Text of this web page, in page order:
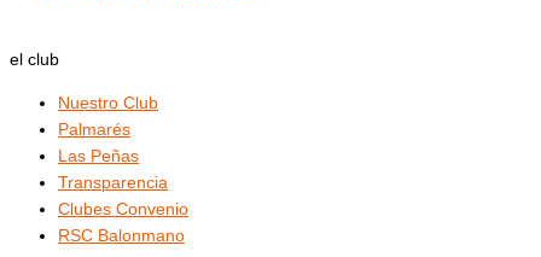
el club
Nuestro Club
Palmarés
Las Peñas
Transparencia
Clubes Convenio
RSC Balonmano